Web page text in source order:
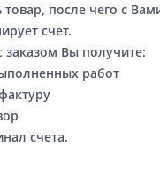
товар, после чего с
счет.
заказом Вы получите:
работ
счета.